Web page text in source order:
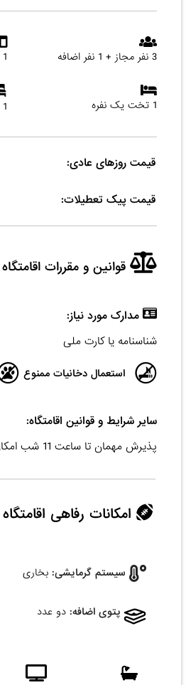
3 نفر مجاز + 1 نفر اضافه 1 اتاق
1 تخت یک نفره 1 تخت دو نفره
قیمت روزهای عادی:
قیمت پیک تعطیلات:
قوانین و مقررات اقامتگاه
مدارک مورد نیاز:
شناسنامه یا کارت ملی
استعمال دخانیات ممنوع
سایر شرایط و قوانین اقامتگاه:
پذیرش مهمان تا ساعت 11 شب امکان پذیر میباشد
امکانات رفاهی اقامتگاه
سیستم گرمایشی: بخاری
پتوی اضافه: دو عدد